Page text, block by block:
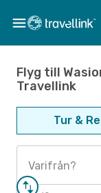
Flyg till
Travellink
Tur &
Varifrån?